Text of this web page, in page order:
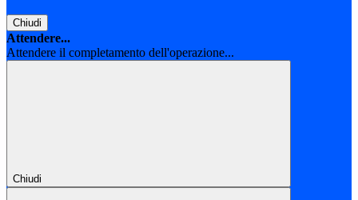
Chiudi
Attendere...
Attendere il completamento dell'operazione...
Chiudi